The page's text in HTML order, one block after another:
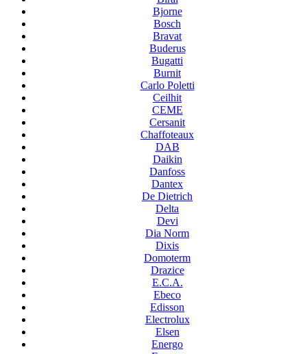
Bjorne
Bosch
Bravat
Buderus
Bugatti
Burnit
Carlo Poletti
Ceilhit
CEME
Cersanit
Chaffoteaux
DAB
Daikin
Danfoss
Dantex
De Dietrich
Delta
Devi
Dia Norm
Dixis
Domoterm
Drazice
E.C.A.
Ebeco
Edisson
Electrolux
Elsen
Energo